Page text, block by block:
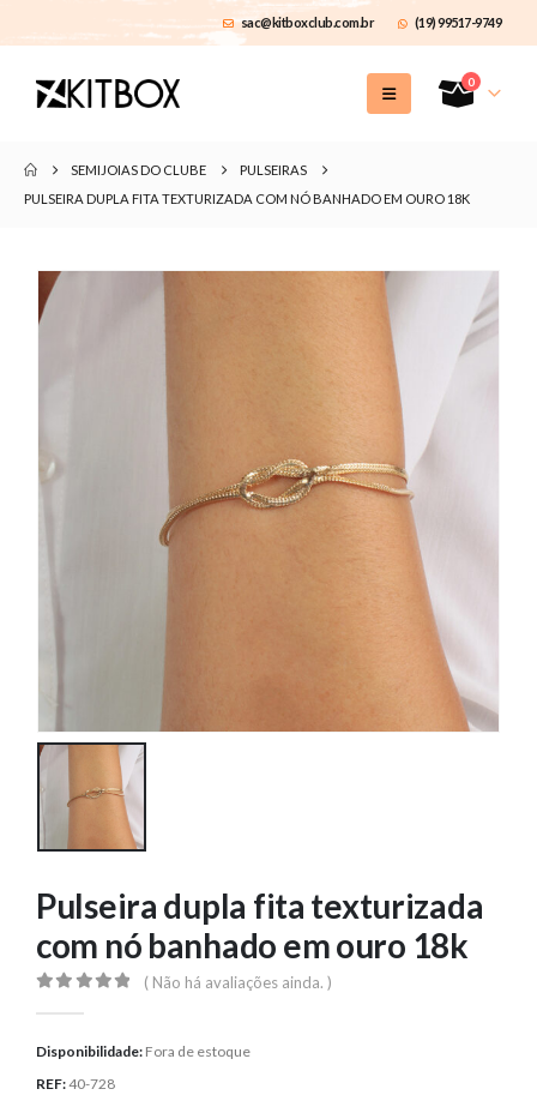
sac@kitboxclub.com.br (19) 99517-9749
0
SEMIJOIAS DO CLUBE
PULSEIRAS
PULSEIRA DUPLA FITA TEXTURIZADA COM NÓ BANHADO EM OURO 18K
Pulseira dupla fita texturizada
com nó banhado em ouro 18k
( Não há avaliações ainda. )
Disponibilidade: Fora de estoque
REF:40-728